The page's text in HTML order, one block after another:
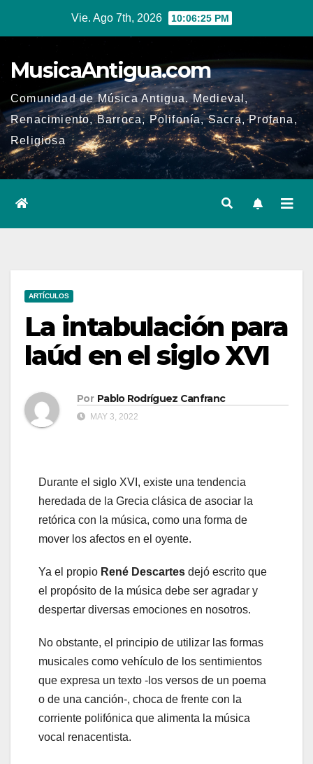
Vie. Ago 7th, 2026 10:06:26 PM
MusicaAntigua.com
Comunidad de Música Antigua. Medieval,
Renacimiento, Barroca, Polifonía, Sacra, Profana,
Religiosa
ARTÍCULOS
La intabulación para
laúd en el siglo XVI
Por Pablo Rodríguez Canfranc
MAY 3, 2022
Durante el siglo XVI, existe una tendencia
heredada de la Grecia clásica de asociar la
retórica con la música, como una forma de
mover los afectos en el oyente.
Ya el propio René Descartes dejó escrito que
el propósito de la música debe ser agradar y
despertar diversas emociones en nosotros.
No obstante, el principio de utilizar las formas
musicales como vehículo de los sentimientos
que expresa un texto -los versos de un poema
o de una canción-, choca de frente con la
corriente polifónica que alimenta la música
vocal renacentista.